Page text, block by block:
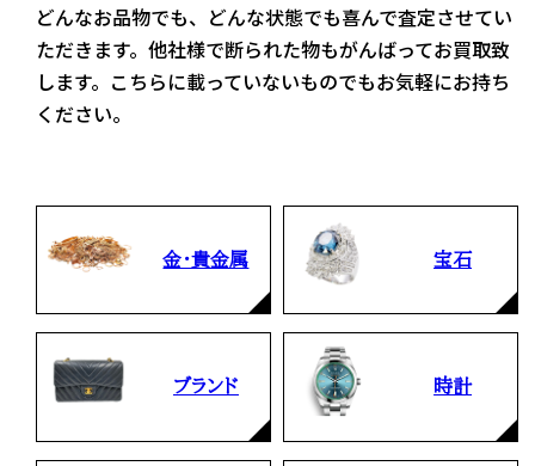
どんなお品物でも、どんな状態でも喜んで査定させてい
ただきます。他社様で断られた物もがんばってお買取致
します。こちらに載っていないものでもお気軽にお持ち
ください。
金・貴金属 宝石
ブランド 時計